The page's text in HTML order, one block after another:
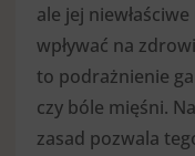
ale jej
wpływać na
to podrażnienie
czy bóle mięśni.
zasad pozwala